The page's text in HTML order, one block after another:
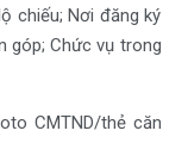
chiếu; Nơi đăng ký
góp; Chức vụ trong
CMTND/thẻ căn